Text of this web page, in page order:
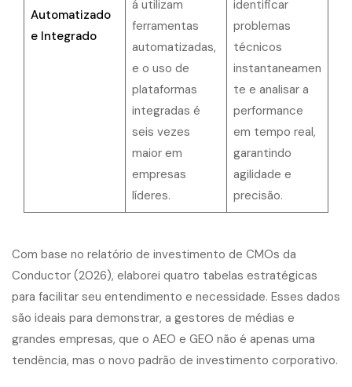
Automatizado
e Integrado
á utilizam
ferramentas
automatizadas,
e o uso de
plataformas
integradas é
seis vezes
maior em
empresas
líderes.
identificar
problemas
técnicos
instantaneamen
te e analisar a
performance
em tempo real,
garantindo
agilidade e
precisão.
Com base no relatório de investimento de CMOs da
Conductor (2026), elaborei quatro tabelas estratégicas
para facilitar seu entendimento e necessidade. Esses dados
são ideais para demonstrar, a gestores de médias e
grandes empresas, que o AEO e GEO não é apenas uma
tendência, mas o novo padrão de investimento corporativo.